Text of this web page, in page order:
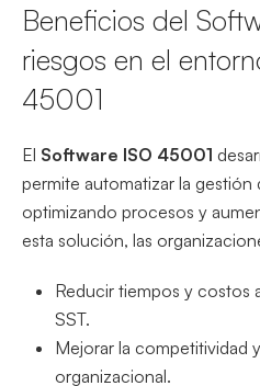
Beneficios del
riesgos en el
45001
El Software ISO 45001
permite automatizar la gestión
optimizando procesos y
esta solución, las
Reducir tiempos y costos
SST.
Mejorar la competitividad
organizacional.